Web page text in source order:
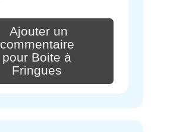
Ajouter un
commentaire
pour Boite à
Fringues